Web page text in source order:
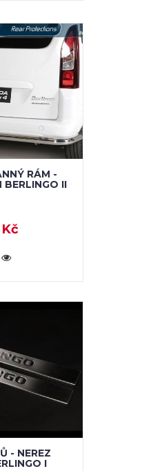
RÁM -
BERLINGO II
Kč
- NEREZ
I